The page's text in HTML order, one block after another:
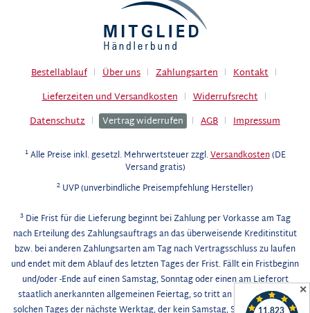
Bestellablauf Über uns Zahlungsarten
Kontakt
Lieferzeiten und Versandkosten
Widerrufsrecht
Datenschutz
Vertrag widerrufen AGB Impressum
1Alle Preise inkl. gesetzl. Mehrwertsteuer zzgl.Versandkosten(DE
Versand gratis)
2 UVP (unverbindliche Preisempfehlung Hersteller)
3Die Frist für die Lieferung beginnt bei Zahlung per Vorkasse am Tag
nach Erteilung des Zahlungsauftrags an das überweisende Kreditinstitut
bzw. bei anderen Zahlungsarten am Tag nach Vertragsschluss zu laufen
und endet mit dem Ablauf des letzten Tages der Frist. Fällt ein Fristbeginn
und/oder -Ende auf einen Samstag, Sonntag oder einen am Lieferort
staatlich anerkannten allgemeinen Feiertag, so tritt an die Stelle eines ✕